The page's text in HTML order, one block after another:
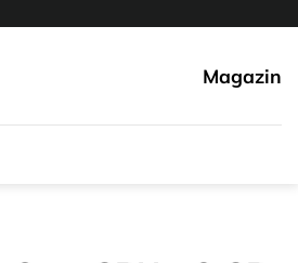
Magazin